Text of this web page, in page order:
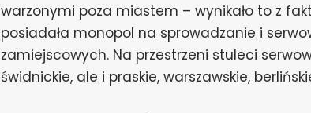
warzonymi poza miastem – wynikało to z
posiadała monopol na sprowadzanie i
zamiejscowych. Na przestrzeni stuleci
świdnickie, ale i praskie, warszawskie,